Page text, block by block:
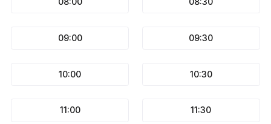
09:00 09:30
10:00 10:30
11:00 11:30